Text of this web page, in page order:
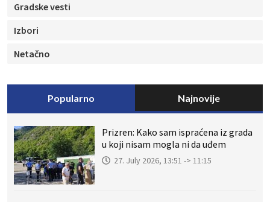
Gradske vesti
Izbori
Netačno
Popularno Najnovije
Prizren: Kako sam ispraćena iz grada
u koji nisam mogla ni da uđem
27. July 2026, 13:51 -> 11:15